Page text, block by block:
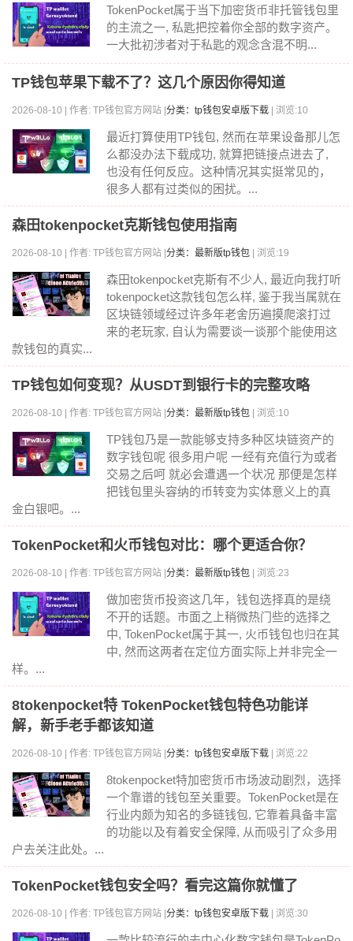
TokenPocket属于当下加密货币非托管钱包里
的主流之一, 私匙把控着你全部的数字资产。
一大批初涉者对于私匙的观念含混不明...
TP钱包苹果下载不了？这几个原因你得知道
2026-08-10 | 作者: TP钱包官方网站 | 分类：tp钱包安卓版下载 | 浏览:10
最近打算使用TP钱包, 然而在苹果设备那儿怎
么都没办法下载成功, 就算把链接点进去了,
也没有任何反应。这种情况其实挺常见的，
很多人都有过类似的困扰。...
森田tokenpocket克斯钱包使用指南
2026-08-10 | 作者: TP钱包官方网站 | 分类：最新版tp钱包 | 浏览:19
森田tokenpocket克斯有不少人, 最近向我打听
tokenpocket这款钱包怎么样, 鉴于我当属就在
区块链领域经过许多年老舍历遍摸爬滚打过
来的老玩家, 自认为需要谈一谈那个能使用这
款钱包的真实...
TP钱包如何变现？从USDT到银行卡的完整攻略
2026-08-10 | 作者: TP钱包官方网站 | 分类：最新版tp钱包 | 浏览:10
TP钱包乃是一款能够支持多种区块链资产的
数字钱包呢 很多用户呢 一经有充值行为或者
交易之后呵 就必会遭遇一个状况 那便是怎样
把钱包里头容纳的币转变为实体意义上的真
金白银吧。...
TokenPocket和火币钱包对比：哪个更适合你？
2026-08-10 | 作者: TP钱包官方网站 | 分类：最新版tp钱包 | 浏览:23
做加密货币投资这几年，钱包选择真的是绕
不开的话题。市面之上稍微热门些的选择之
中, TokenPocket属于其一, 火币钱包也归在其
中, 然而这两者在定位方面实际上并非完全一
样。...
8tokenpocket特 TokenPocket钱包特色功能详
解，新手老手都该知道
2026-08-10 | 作者: TP钱包官方网站 | 分类：tp钱包安卓版下载 | 浏览:22
8tokenpocket特加密货币市场波动剧烈，选择
一个靠谱的钱包至关重要。TokenPocket是在
行业内颇为知名的多链钱包, 它靠着具备丰富
的功能以及有着安全保障, 从而吸引了众多用
户去关注此处。...
TokenPocket钱包安全吗？看完这篇你就懂了
2026-08-10 | 作者: TP钱包官方网站 | 分类：tp钱包安卓版下载 | 浏览:30